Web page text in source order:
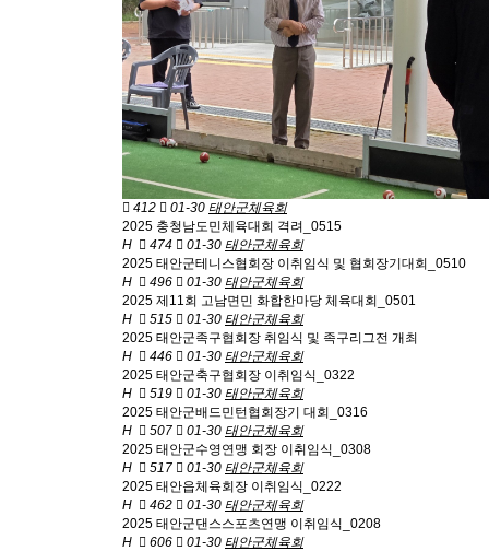
412 01-30 태안군체육회
2025 충청남도민체육대회 격려_0515
H
474 01-30 태안군체육회
2025 태안군테니스협회장 이취임식 및 협회장기대회_0510
H
496 01-30 태안군체육회
2025 제11회 고남면민 화합한마당 체육대회_0501
H
515 01-30 태안군체육회
2025 태안군족구협회장 취임식 및 족구리그전 개최
H
446 01-30 태안군체육회
2025 태안군축구협회장 이취임식_0322
H
519 01-30 태안군체육회
2025 태안군배드민턴협회장기 대회_0316
H
507 01-30 태안군체육회
2025 태안군수영연맹 회장 이취임식_0308
H
517 01-30 태안군체육회
2025 태안읍체육회장 이취임식_0222
H
462 01-30 태안군체육회
2025 태안군댄스스포츠연맹 이취임식_0208
H
606 01-30 태안군체육회